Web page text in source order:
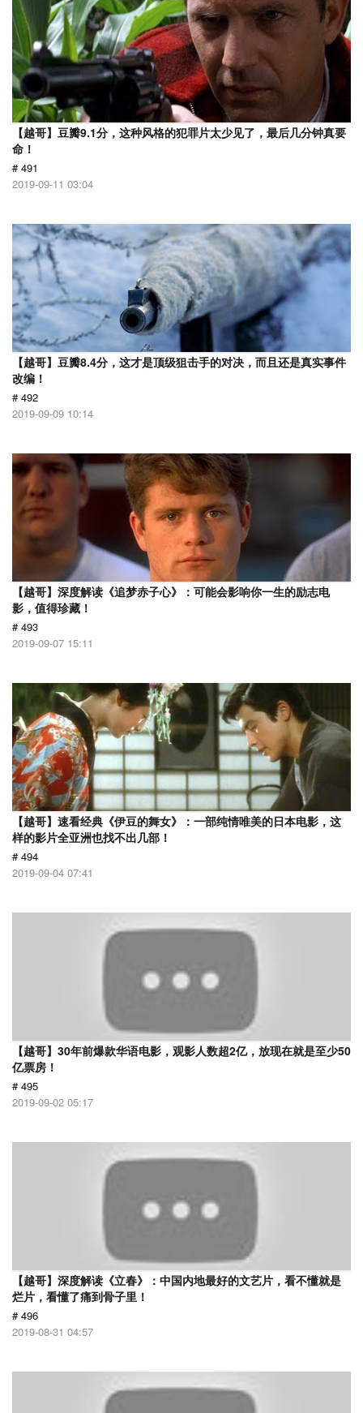
【越哥】豆瓣9.1分，这种风格的犯罪片太少见了，最后几分钟真要
命！
# 491
2019-09-11 03:04
【越哥】豆瓣8.4分，这才是顶级狙击手的对决，而且还是真实事件
改编！
# 492
2019-09-09 10:14
【越哥】深度解读《追梦赤子心》：可能会影响你一生的励志电
影，值得珍藏！
# 493
2019-09-07 15:11
【越哥】速看经典《伊豆的舞女》：一部纯情唯美的日本电影，这
样的影片全亚洲也找不出几部！
# 494
2019-09-04 07:41
【越哥】30年前爆款华语电影，观影人数超2亿，放现在就是至少50
亿票房！
# 495
2019-09-02 05:17
【越哥】深度解读《立春》：中国内地最好的文艺片，看不懂就是
烂片，看懂了痛到骨子里！
# 496
2019-08-31 04:57